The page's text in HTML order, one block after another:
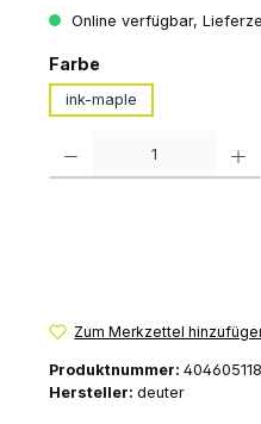
Online verfügbar,
Farbeauswählen
ink-maple
Zum Merkzettel
Produktnummer:
Hersteller: deuter